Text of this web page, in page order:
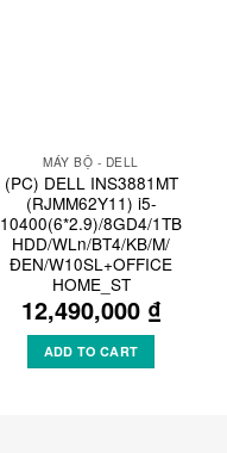
MÁY BỘ - DELL
(PC) DELL INS3881MT
(RJMM62Y11) i5-
10400(6*2.9)/8GD4/1TB
HDD/WLn/BT4/KB/M/
ĐEN/W10SL+OFFICE
HOME_ST
12,490,000 ₫
ADD TO CART